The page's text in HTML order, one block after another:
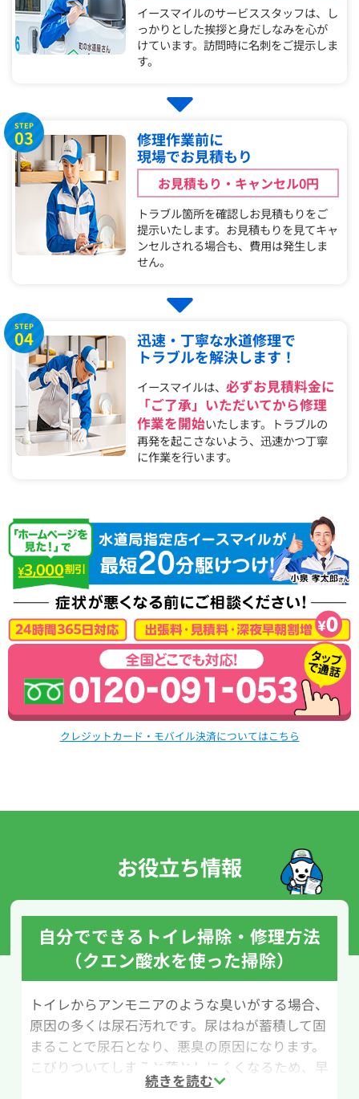
イースマイルのサービススタッフは、し
っかりとした挨拶と身だしなみを心が
けています。訪問時に名刺をご提示しま
す。
STEP
03
修理作業前に
現場でお見積もり
お見積もり・キャンセル0円
トラブル箇所を確認しお見積もりをご
提示いたします。お見積もりを見てキャ
ンセルされる場合も、費用は発生しま
せん。
STEP
04
迅速・丁寧な水道修理で
トラブルを解決します！
イースマイルは、必ずお見積料金に
「ご了承」いただいてから修理
作業を開始いたします。トラブルの
再発を起こさないよう、迅速かつ丁寧
に作業を行います。
クレジットカード・モバイル決済についてはこちら
お役立ち情報
自分でできるトイレ掃除・修理方法
（クエン酸水を使った掃除）
トイレからアンモニアのような臭いがする場合、
原因の多くは尿石汚れです。尿はねが蓄積して固
まることで尿石となり、悪臭の原因になります。
こびりついてしまうと落としにくくなるため、早
めの掃除と定期的なメンテナンスが大切です。こ